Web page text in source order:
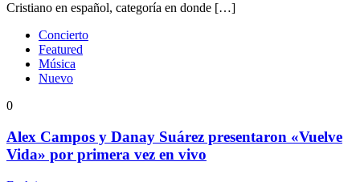
Cristiano en español, categoría en donde […]
Concierto
Featured
Música
Nuevo
0
Alex Campos y Danay Suárez presentaron «Vuelve
Vida» por primera vez en vivo